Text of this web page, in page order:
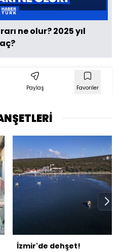
ne olur? 2025 yıl
Paylaş Favoriler
İzmir'de dehşet!